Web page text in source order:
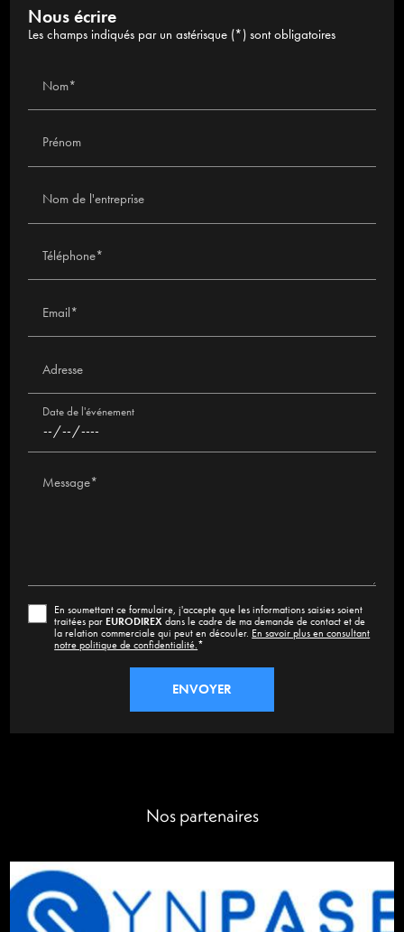
Nous écrire
Les champs indiqués par un astérisque (*) sont obligatoires
Nom*
Prénom
Nom de l'entreprise
Téléphone*
Email*
Adresse
Date de l'événement
Message*
En soumettant ce formulaire, j'accepte que les informations saisies soient
traitées par EURODIREXdans le cadre de ma demande de contact et de
la relation commerciale qui peut en découler. En savoir plus en consultant
notre politique de confidentialité.*
Nos partenaires